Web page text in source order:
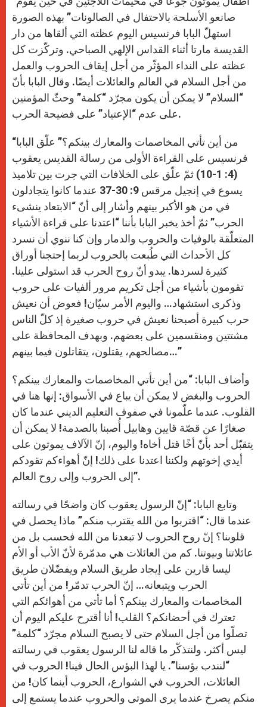
p e
r
k
صانعو الأسلحة بالاحتفال في الصالونات” بهذه الصورة
استهلّ البابا فرنسيس اليوم عظته التي ألقاها من دار
القديسة مارتا أثناء القداس الإلهي الصباحي. وتركّزت كل
عظته على النداء المؤثّر من أجل إيقاف الحروب والعمل
من أجل السلام في العالم والعائلات أيضًا. وقال البابا بأنّ
“السلام” لا يمكن أن يكون مجرّد “كلمة” وحثّ المؤمنين
على عدم “الإعتياد” على فضيحة الحرب.
“من أين تأتي المخاصمات والمعارك بينكم؟” علّق البابا
فرنسيس على القراءة الأولى من رسالة القديس يعقوب
(4: 1-10) ثمّ علّق على الخلافات التي جرت بين تلاميذ
يسوع في إنجيل مرقس 9: 30-37 عندما كانوا يتجادلون
في من هو الأكبر بينهم وأشار إلى أنّ “الابتعاد ينشىء
الحرب” ثمّ أخذ يخبر البابا بأننا “اعتدنا على قراءة الأشياء
المتعلّقة بالوفيات والحروب والدمار وإن كنا ننوي أن نسرد
كل الأحداث التي طُبعت بالحروب لربما إحتجنا أوراق
كثيرة لسردها. يبدو أنّ روح الحرب قد استولى علينا.
تقومون بأشياء من أجل تكريم مرور ألفيات على حروب
وذكرى استشهاد… واليوم الأمر سيّان! فعوض أن نعيش
حرب كبيرة أصبحنا نعيش في حروب صغيرة إذ كلّ الناس
مشتتين ومنقسمين على بعضهم. وبهدف المحافظة على
مصالحهم، يقتلون، يتقاتلون فيما بينهم…”
وأضاف البابا: “من أين تأتي المخاصمات والمعارك بينكم؟
الحروب والبغض لا يمكن أن يباع في الأسواق: إنها هنا في
القلوب. عندما علّمونا في صفوف التعليم الديني عندما كان
صغارًا عن قصّة قايين وهابيل أُصبنا بالصدمة! لا يمكن أن
يتقبّل أحد بأنّ أخًا قتل أخاه! واليوم، إنّ الآلاف يموتون على
أيدي إخوتهم ولكننا اعتدنا على ذلك! إنّ أهواءكم تقودكم
إلى الحروب وإلى روح العالم”.
وتابع البابا: “إنّ الرسول يعقوب كان واضحًا في رسالته
عندما قال: “اقتربوا من الله يقترب منكم” ماذا يحصل في
قلوبنا؟ إنّ روح الحروب لا تبعدنا من الله فحسب بل من
عائلاتنا وبيوتنا. كم من العائلات هي مدمّرة لأنّ الأب أو الأم
ليسا قارين على إيجاد طريق السلام ويفضّلان طريق
الحرب ويتبعانه… إنّ الحرب تدمّر! من أين تأتي
المخاصمات والمعارك بينكم؟ أما تأتي من أهوائكم التي
تعترك في أحضانكم؟ القلب! أنا أقترح عليكم اليوم أن
تصلّوا من أجل السلام حتى لا يصبح السلام مجرّد “كلمة”
ليس أكثر. ولنتذكّر ما قاله لنا الرسول يعقوب في رسالته
“لنندب بؤسنا”. يا لهذا البؤس الحال فينا! الحروب في
العائلات، الحروب في الشوارع، الحروب أينما كان! من
منكم يصرخ عندما يرى الموتى والحروب عندما يستمع إلى